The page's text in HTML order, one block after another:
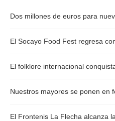
Dos millones de euros para
El Socayo Food Fest regresa
El folklore internacional
Nuestros mayores se ponen en
El Frontenis La Flecha alcanza